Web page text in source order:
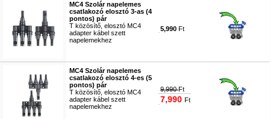
MC4 Szolár napelemes
csatlakozó elosztó 3-as (4
pontos) pár
T közösítő, elosztó MC4
adapter kábel szett
napelemekhez
5,990 Ft
MC4 Szolár napelemes
csatlakozó elosztó 4-es (5
pontos) pár
T közösítő, elosztó MC4
adapter kábel szett
napelemekhez
9,990Ft
7,990 Ft